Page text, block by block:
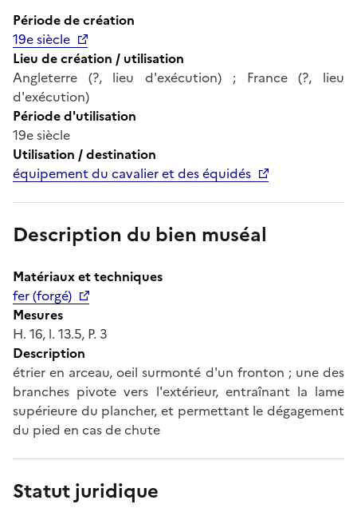
Période de création
19e siècle
Lieu de création / utilisation
Angleterre (?, lieu d'exécution) ; France (?, lieu
d'exécution)
Période d'utilisation
19e siècle
Utilisation / destination
équipement du cavalier et des équidés
Description du bien muséal
Matériaux et techniques
fer (forgé)
Mesures
H. 16, l. 13.5, P. 3
Description
étrier en arceau, oeil surmonté d'un fronton ; une des
branches pivote vers l'extérieur, entraînant la lame
supérieure du plancher, et permettant le dégagement
du pied en cas de chute
Statut juridique